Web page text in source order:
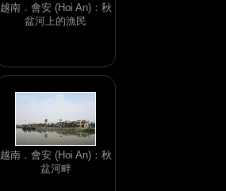
越南．會安 (Hoi An)：秋
盆河上的漁民
越南．會安 (Hoi An)：秋
盆河畔